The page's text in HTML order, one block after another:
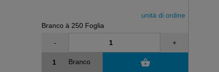
unità di ordine
Branco à 250 Foglia
- +
Branco